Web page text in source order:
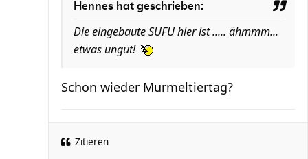
Hennes hat geschrieben:
Die eingebaute SUFU hier ist ..... ähmmm...
etwas ungut!
Schon wieder Murmeltiertag?
Zitieren